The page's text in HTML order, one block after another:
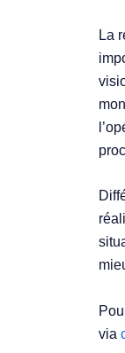
La
via